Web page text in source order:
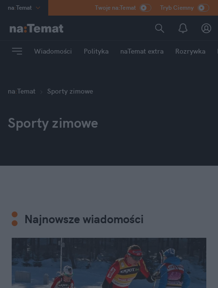
na:Temat
Poland
mama
Rozrywka
Twoje na:Temat Tryb Ciemny
Wiadomości Polityka naTemat extra Rozrywka
na:Temat Sporty zimowe
Sporty zimowe
Najnowsze wiadomości